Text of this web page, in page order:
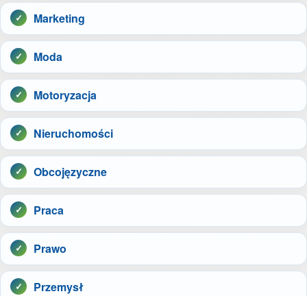
Marketing
Moda
Motoryzacja
Nieruchomości
Obcojęzyczne
Praca
Prawo
Przemysł